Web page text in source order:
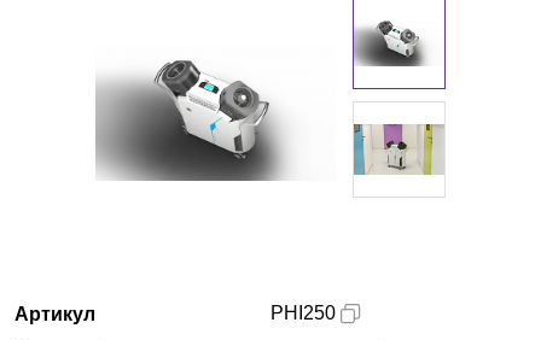
Артикул
PHI250